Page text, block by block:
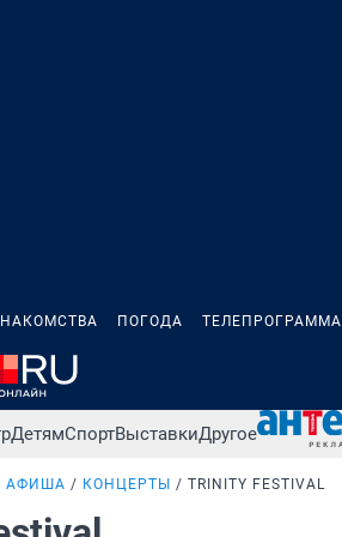
ПОГОДА ТЕЛЕПРОГРАММА
ДетямСпортВыставкиДругое
АФИША КОНЦЕРТЫ TRINITY FESTIVAL